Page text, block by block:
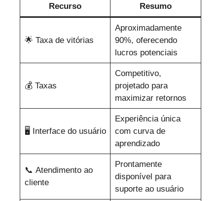
Recurso Resumo
🌟 Taxa de vitórias
Aproximadamente
90%, oferecendo
lucros potenciais
💰 Taxas
Competitivo,
projetado para
maximizar retornos
🖥️ Interface do usuário
Experiência única
com curva de
aprendizado
📞 Atendimento ao
cliente
Prontamente
disponível para
suporte ao usuário